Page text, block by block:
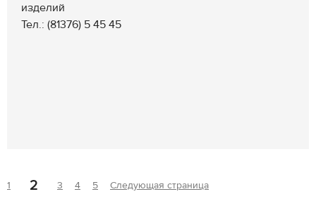
изделий
Тел.: (81376) 5 45 45
1 2 3 4 5 Следующая страница